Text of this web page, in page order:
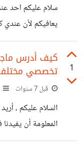
يعافيكم لأن
يمكنني بناء لوحة
1
كيف أدرس
تخصصي
قبل 7 سنوات
السلام عليكم ،
المعلومة أن
ماجستير في